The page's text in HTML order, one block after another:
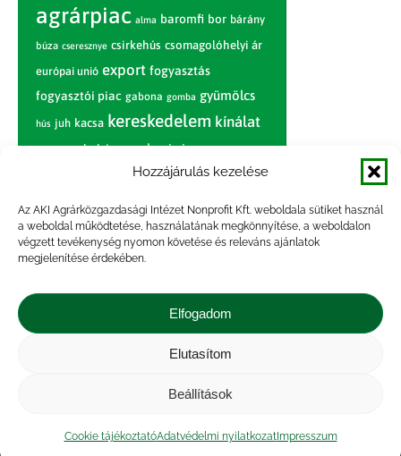
Hozzájárulás kezelése
Az AKI Agrárközgazdasági Intézet Nonprofit Kft. weboldala sütiket használ
a weboldal működtetése, használatának megkönnyítése, a weboldalon
végzett tevékenység nyomon követése és releváns ajánlatok
megjelenítése érdekében.
Elfogadom
Elutasítom
Beállítások
Cookie tájékoztatóAdatvédelmi nyilatkozatImpresszum
agrárpiac alma baromfi bor bárány
búza cseresznye csirkehús csomagolóhelyi ár
európai unió export fogyasztás
fogyasztói piac gabona gomba gyümölcs
hús juh kacsa kereskedelem kínálat
körte marhahús nagybani piac narancs
nemzetközi árinformációk
paradicsom piac piaci jelentés
pulyka pulykahús sertés sertéshús
szarvasmarha termelés
termelői
zöldség árak
átlagárértékesítési ár
Közérdekű adatok
| Adatvédelmi nyilatkozat
|